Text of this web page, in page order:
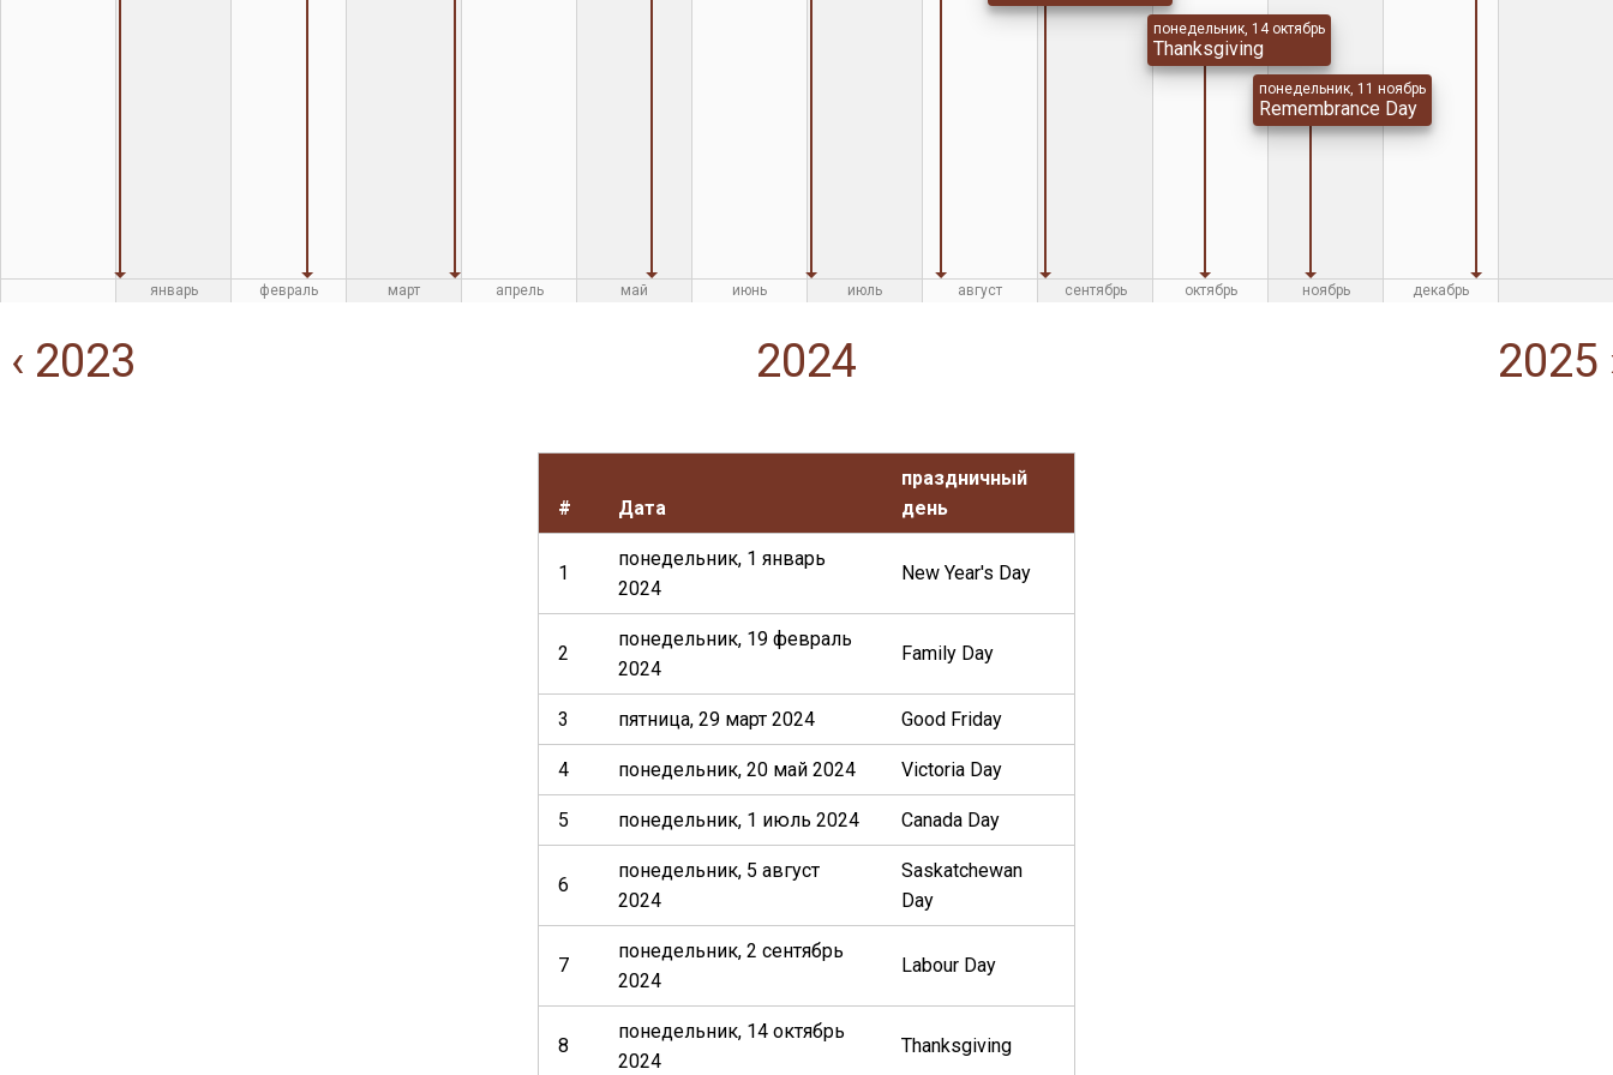
понедельник, 14 октябрь
Thanksgiving
понедельник, 11 ноябрь
Remembrance Day
январь февраль март апрель май июнь июль август сентябрь октябрь ноябрь декабрь
‹ 2023 2024 2025
# Дата
праздничный
день
1
понедельник, 1 январь
2024
New Year's Day
2
понедельник, 19 февраль
2024
Family Day
3 пятница, 29 март 2024 Good Friday
4 понедельник, 20 май 2024 Victoria Day
5 понедельник, 1 июль 2024 Canada Day
6
понедельник, 5 август
2024
Saskatchewan
Day
7
понедельник, 2 сентябрь
2024
Labour Day
8
понедельник, 14 октябрь
2024
Thanksgiving